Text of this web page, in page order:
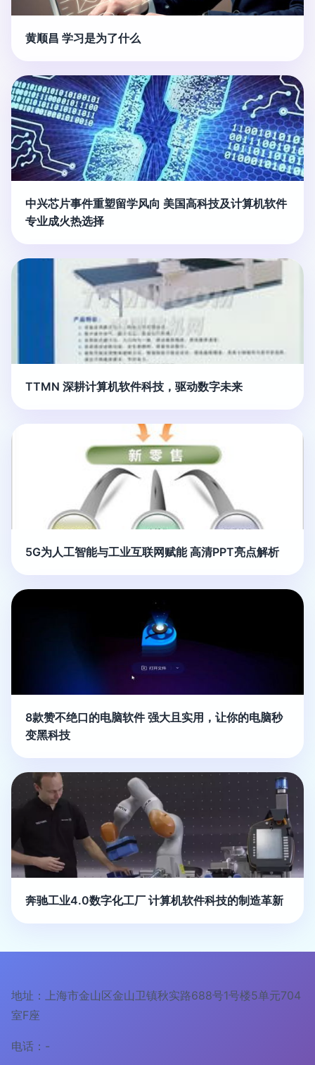
黄顺昌 学习是为了什么
中兴芯片事件重塑留学风向 美国高科技及计算机软件
专业成火热选择
TTMN 深耕计算机软件科技，驱动数字未来
5G为人工智能与工业互联网赋能 高清PPT亮点解析
8款赞不绝口的电脑软件 强大且实用，让你的电脑秒
变黑科技
奔驰工业4.0数字化工厂 计算机软件科技的制造革新
地址：上海市金山区金山卫镇秋实路688号1号楼5单元704
室F座
电话：-